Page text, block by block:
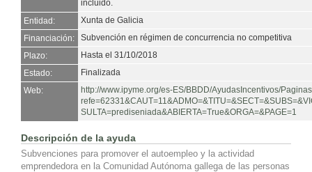
incluido.
Entidad:
Xunta de Galicia
Financiación:
Subvención en régimen de concurrencia no competitiva
Plazo:
Hasta el 31/10/2018
Estado:
Finalizada
Web:
http://www.ipyme.org/es-ES/BBDD/AyudasIncentivos/
SULTA=prediseniada&ABIERTA=True&ORGA=&PAGE=1
Descripción de la ayuda
Subvenciones para promover el autoempleo y la actividad
emprendedora en la Comunidad Autónoma gallega de las personas